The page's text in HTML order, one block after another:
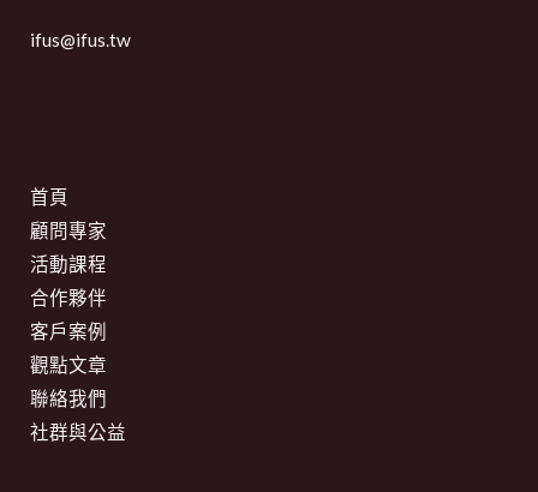
ifus@ifus.tw
首頁
顧問專家
活動課程
合作夥伴
客戶案例
觀點文章
聯絡我們
社群與公益